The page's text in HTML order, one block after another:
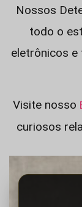
Nossos
todo o
eletrônicos e
Visite nosso
curiosos